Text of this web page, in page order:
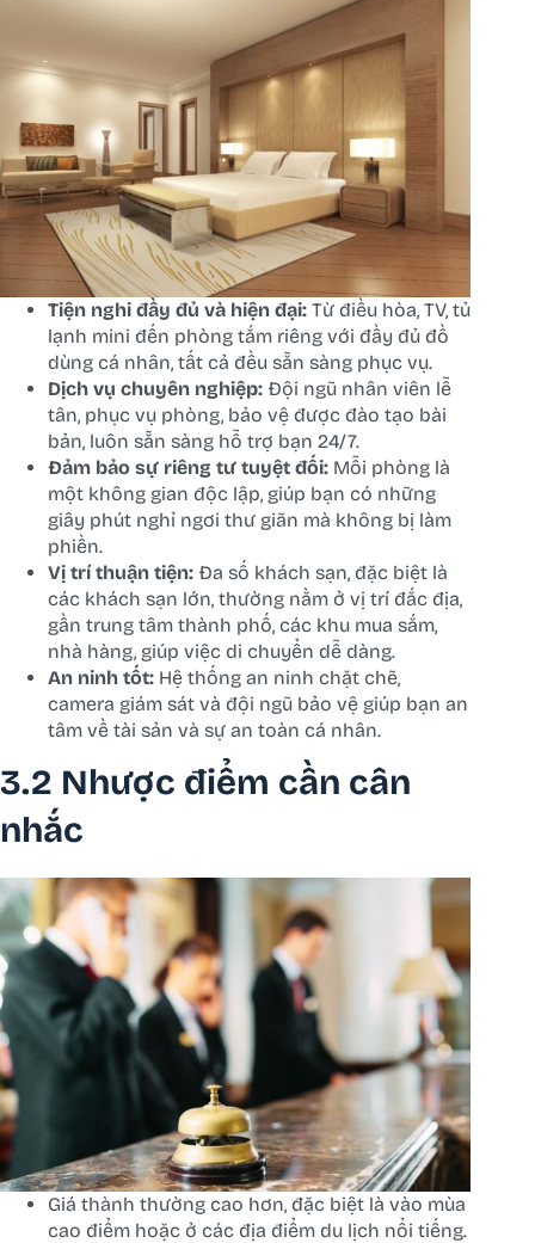
Tiện nghi đầy đủ và hiện đại: Từ điều hòa, TV, tủ
lạnh mini đến phòng tắm riêng với đầy đủ đồ
dùng cá nhân, tất cả đều sẵn sàng phục vụ.
Dịch vụ chuyên nghiệp: Đội ngũ nhân viên lễ
tân, phục vụ phòng, bảo vệ được đào tạo bài
bản, luôn sẵn sàng hỗ trợ bạn 24/7.
Đảm bảo sự riêng tư tuyệt đối: Mỗi phòng là
một không gian độc lập, giúp bạn có những
giây phút nghỉ ngơi thư giãn mà không bị làm
phiền.
Vị trí thuận tiện: Đa số khách sạn, đặc biệt là
các khách sạn lớn, thường nằm ở vị trí đắc địa,
gần trung tâm thành phố, các khu mua sắm,
nhà hàng, giúp việc di chuyển dễ dàng.
An ninh tốt: Hệ thống an ninh chặt chẽ,
camera giám sát và đội ngũ bảo vệ giúp bạn an
tâm về tài sản và sự an toàn cá nhân.
3.2 Nhược điểm cần cân
nhắc
Giá thành thường cao hơn, đặc biệt là vào mùa
cao điểm hoặc ở các địa điểm du lịch nổi tiếng.